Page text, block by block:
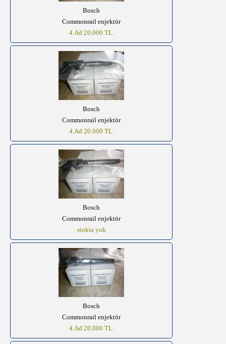
Bosch
Commonrail enjektör
4.Ad 20.000 TL.
Bosch
Commonrail enjektör
4.Ad 20.000 TL.
Bosch
Commonrail enjektör
stokta yok
Bosch
Commonrail enjektör
4.Ad 20.000 TL.